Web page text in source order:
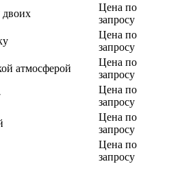
Цена по
запросу
Цена по
запросу
атмосферой
Цена по
запросу
Цена по
запросу
Цена по
запросу
Цена по
запросу